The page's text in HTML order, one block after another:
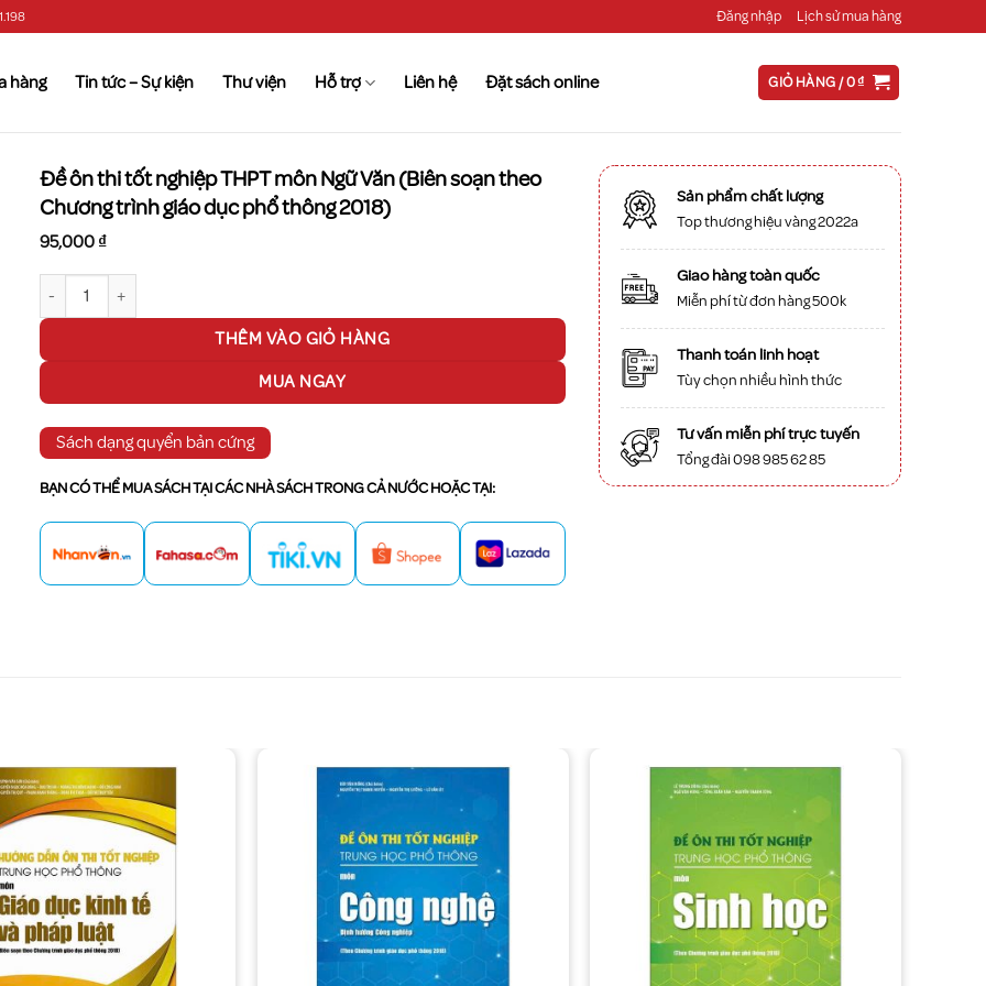
Đăng nhập Lịch sử mua hàng
hàng Tin tức – Sự kiện Thư viện Hỗ trợ Liên hệ Đặt sách online GIỎ HÀNG /0₫
Đề ôn thi tốt nghiệp THPT môn Ngữ Văn (Biên soạn theo
Chương trình giáo dục phổ thông 2018)
95,000₫
Đề ôn thi tốt nghiệp THPT môn Ngữ Văn (Biên soạn theo Chương trình giáo dục phổ thông 2018) số lượng
THÊM VÀO GIỎ HÀNG
MUA NGAY
Sách dạng quyển bản cứng
BẠN CÓ THỂ MUA SÁCH TẠI CÁC NHÀ SÁCH TRONG CẢ NƯỚC HOẶC TẠI:
Sản phẩm chất lượng
Top thương hiệu vàng 2022a
Giao hàng toàn quốc
Miễn phí từ đơn hàng 500k
Thanh toán linh hoạt
Tùy chọn nhiều hình thức
Tư vấn miễn phí trực tuyến
Tổng đài 098 985 62 85